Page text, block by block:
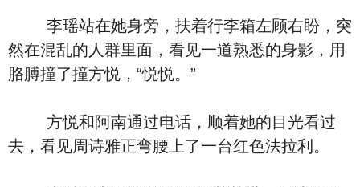
李瑶站在她身旁，扶着行李箱左顾右盼，突
然在混乱的人群里面，看见一道熟悉的身影，用
胳膊撞了撞方悦，“悦悦。”
方悦和阿南通过电话，顺着她的目光看过
去，看见周诗雅正弯腰上了一台红色法拉利。